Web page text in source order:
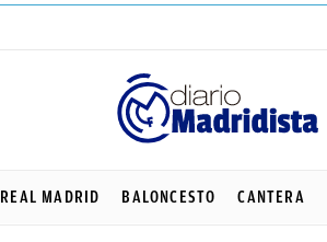
REAL MADRID BALONCESTO CANTERA